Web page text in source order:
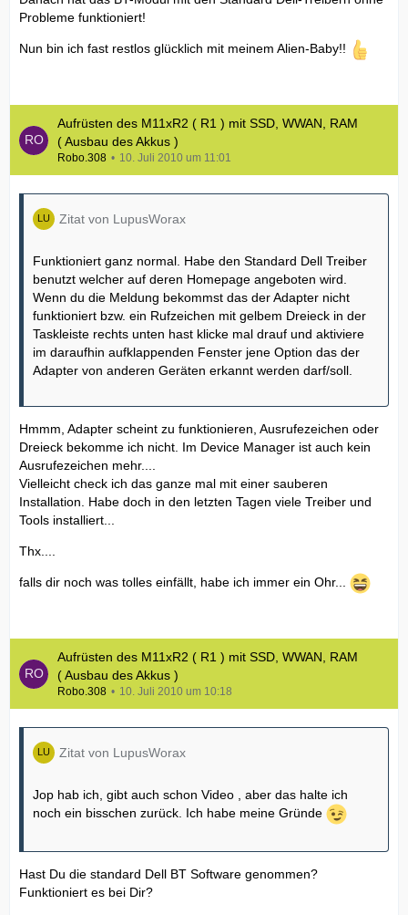
Probleme funktioniert!
Nun bin ich fast restlos glücklich mit meinem Alien-Baby!!
Aufrüsten des M11xR2 ( R1 ) mit SSD, WWAN, RAM
( Ausbau des Akkus )
Robo.308 10. Juli 2010 um 11:01
Zitat von LupusWorax
Funktioniert ganz normal. Habe den Standard Dell Treiber
benutzt welcher auf deren Homepage angeboten wird.
Wenn du die Meldung bekommst das der Adapter nicht
funktioniert bzw. ein Rufzeichen mit gelbem Dreieck in der
Taskleiste rechts unten hast klicke mal drauf und aktiviere
im daraufhin aufklappenden Fenster jene Option das der
Adapter von anderen Geräten erkannt werden darf/soll.
Hmmm, Adapter scheint zu funktionieren, Ausrufezeichen oder
Dreieck bekomme ich nicht. Im Device Manager ist auch kein
Ausrufezeichen mehr....
Vielleicht check ich das ganze mal mit einer sauberen
Installation. Habe doch in den letzten Tagen viele Treiber und
Tools installiert...
Thx....
falls dir noch was tolles einfällt, habe ich immer ein Ohr...
Aufrüsten des M11xR2 ( R1 ) mit SSD, WWAN, RAM
( Ausbau des Akkus )
Robo.308 10. Juli 2010 um 10:18
Zitat von LupusWorax
Jop hab ich, gibt auch schon Video , aber das halte ich
noch ein bisschen zurück. Ich habe meine Gründe
Hast Du die standard Dell BT Software genommen?
Funktioniert es bei Dir?